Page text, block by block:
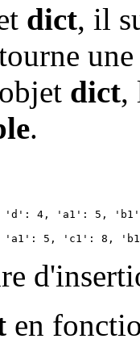
dict, il
dict,
.
'd': 4, 'a1': 5,
5, 'c1': 8,
en